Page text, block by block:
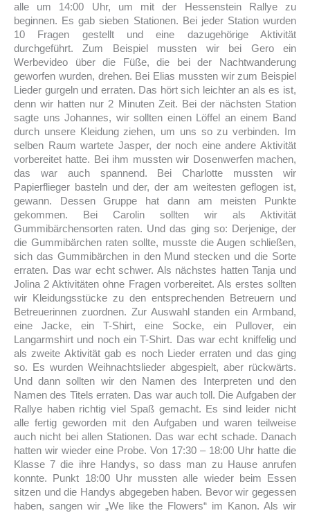
alle um 14:00 Uhr, um mit der Hessenstein Rallye zu
beginnen. Es gab sieben Stationen. Bei jeder Station wurden
10 Fragen gestellt und eine dazugehörige Aktivität
durchgeführt. Zum Beispiel mussten wir bei Gero ein
Werbevideo über die Füße, die bei der Nachtwanderung
geworfen wurden, drehen. Bei Elias mussten wir zum Beispiel
Lieder gurgeln und erraten. Das hört sich leichter an als es ist,
denn wir hatten nur 2 Minuten Zeit. Bei der nächsten Station
sagte uns Johannes, wir sollten einen Löffel an einem Band
durch unsere Kleidung ziehen, um uns so zu verbinden. Im
selben Raum wartete Jasper, der noch eine andere Aktivität
vorbereitet hatte. Bei ihm mussten wir Dosenwerfen machen,
das war auch spannend. Bei Charlotte mussten wir
Papierflieger basteln und der, der am weitesten geflogen ist,
gewann. Dessen Gruppe hat dann am meisten Punkte
gekommen. Bei Carolin sollten wir als Aktivität
Gummibärchensorten raten. Und das ging so: Derjenige, der
die Gummibärchen raten sollte, musste die Augen schließen,
sich das Gummibärchen in den Mund stecken und die Sorte
erraten. Das war echt schwer. Als nächstes hatten Tanja und
Jolina 2 Aktivitäten ohne Fragen vorbereitet. Als erstes sollten
wir Kleidungsstücke zu den entsprechenden Betreuern und
Betreuerinnen zuordnen. Zur Auswahl standen ein Armband,
eine Jacke, ein T-Shirt, eine Socke, ein Pullover, ein
Langarmshirt und noch ein T-Shirt. Das war echt kniffelig und
als zweite Aktivität gab es noch Lieder erraten und das ging
so. Es wurden Weihnachtslieder abgespielt, aber rückwärts.
Und dann sollten wir den Namen des Interpreten und den
Namen des Titels erraten. Das war auch toll. Die Aufgaben der
Rallye haben richtig viel Spaß gemacht. Es sind leider nicht
alle fertig geworden mit den Aufgaben und waren teilweise
auch nicht bei allen Stationen. Das war echt schade. Danach
hatten wir wieder eine Probe. Von 17:30 – 18:00 Uhr hatte die
Klasse 7 die ihre Handys, so dass man zu Hause anrufen
konnte. Punkt 18:00 Uhr mussten alle wieder beim Essen
sitzen und die Handys abgegeben haben. Bevor wir gegessen
haben, sangen wir „We like the Flowers“ im Kanon. Als wir